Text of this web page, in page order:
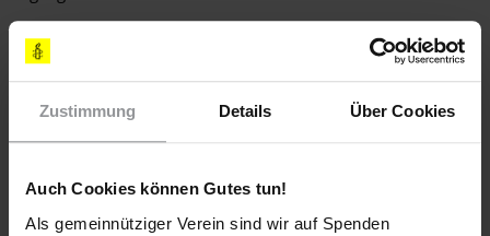
Zustimmung Details Über Cookies
Auch Cookies können Gutes tun!
Als gemeinnütziger Verein sind wir auf Spenden
[EMPFOHLENE AKTIONEN]
Fordern Sie die iranischen Behörden auf, die geplante
zu stoppen und sein Todesurteil unverzüglich